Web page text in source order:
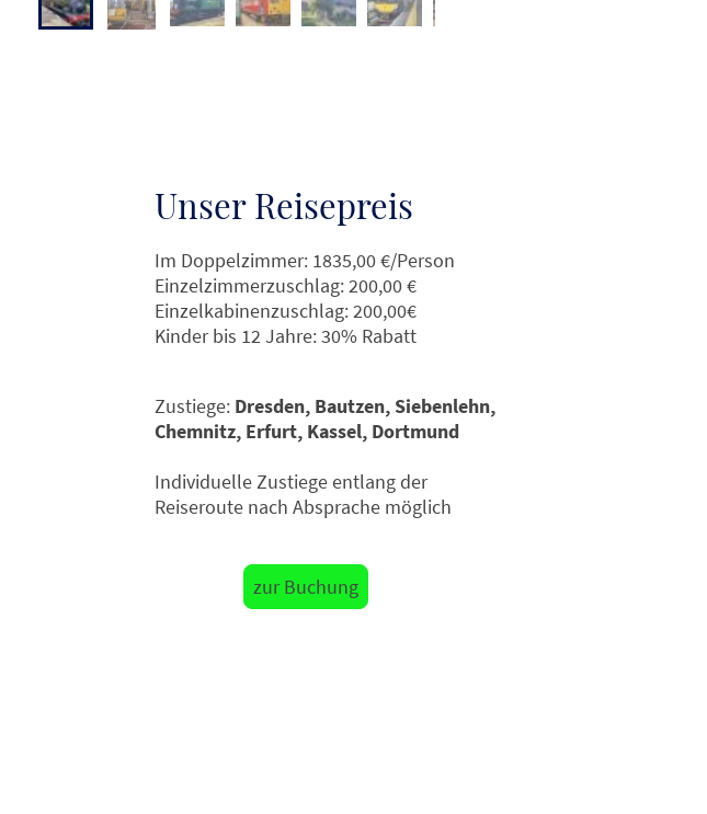
Unser Reisepreis
Im Doppelzimmer: 1835,00 €/Person
Einzelzimmerzuschlag: 200,00 €
Einzelkabinenzuschlag: 200,00€
Kinder bis 12 Jahre: 30% Rabatt
Zustiege: Dresden, Bautzen, Siebenlehn,
Chemnitz, Erfurt, Kassel, Dortmund
Individuelle Zustiege entlang der
Reiseroute nach Absprache möglich
zur Buchung